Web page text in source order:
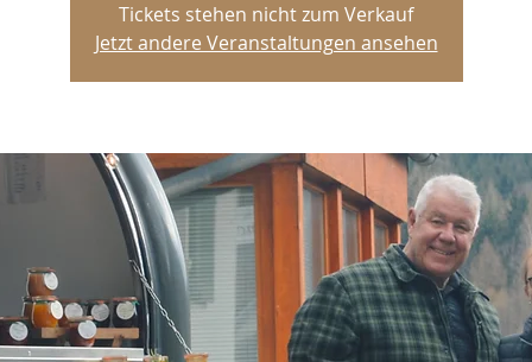
Tickets stehen nicht zum Verkauf
Jetzt andere Veranstaltungen ansehen